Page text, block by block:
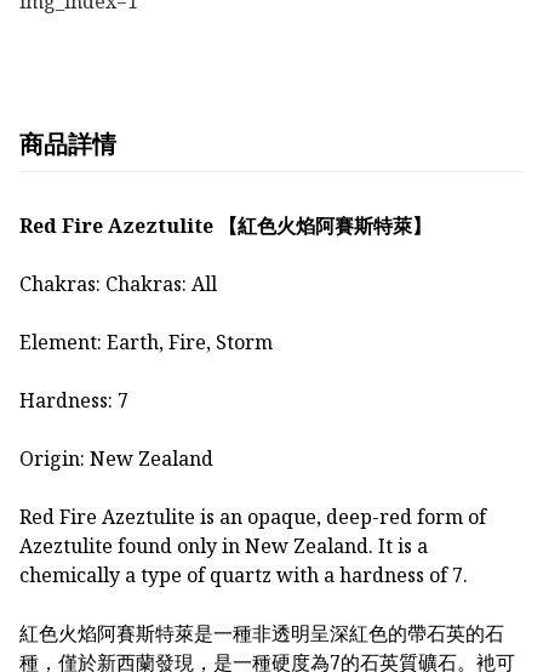
商品詳情
Red Fire Azeztulite 【紅色火焰阿賽斯特萊】
Chakras: Chakras: All
Element: Earth, Fire, Storm
Hardness: 7
Origin: New Zealand
Red Fire Azeztulite is an opaque, deep-red form of
Azeztulite found only in New Zealand. It is a
chemically a type of quartz with a hardness of 7.
紅色火焰阿賽斯特萊是一種非透明呈深紅色的帶石英的石
種，僅於新西蘭發現，是一種硬度為7的石英質礦石。衪可